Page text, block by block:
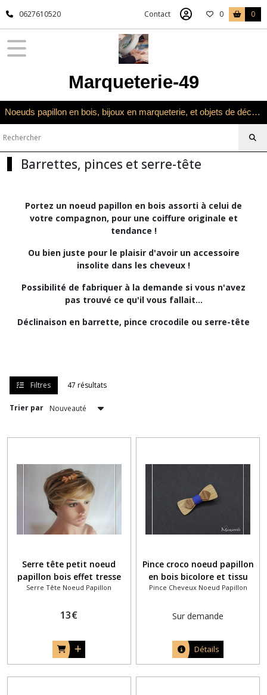
0627610520 Contact 0 0
Marqueterie-49
Noeuds papillon en bois, bijoux en marqueterie, et objets de décoration en marqueterie bois
Barrettes, pinces et serre-tête
Portez un noeud papillon en bois assorti à celui de
votre compagnon, pour une coiffure originale et
tendance !
Ou bien juste pour le plaisir d'avoir un accessoire
insolite dans les cheveux !
Possibilité de fabriquer à la demande si vous n'avez
pas trouvé ce qu'il vous fallait...
Déclinaison en barrette, pince crocodile ou serre-tête
Filtres 47 résultats
Trier par
Serre tête petit noeud
papillon bois effet tresse
mosaïque patchwork de
Serre Tête Noeud Papillon
13€
Pince croco noeud papillon
en bois bicolore et tissu
bleu roi
Pince Cheveux Noeud Papillon
Sur demande
Détails
Fermer
FILTRES
Univers
Noeuds
papillon
pinces
et
papillon
(13)
noeud
papillon
tête
noeud
papillon
Afficher